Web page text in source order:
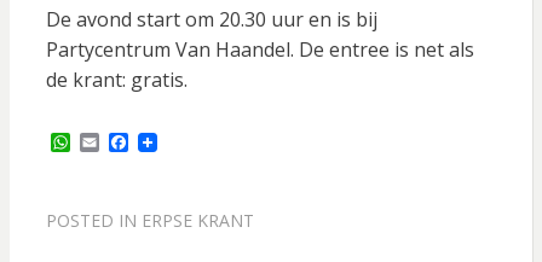
De avond start om 20.30 uur en is bij
Partycentrum Van Haandel. De entree is net als
de krant: gratis.
W
s
E
l
F
b
POSTED IN ERPSE KRANT